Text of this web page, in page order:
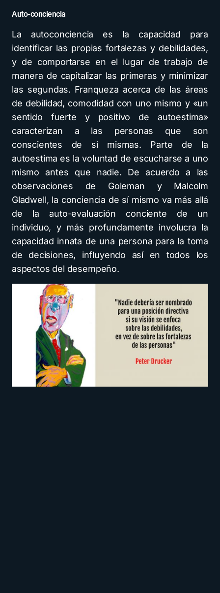
Auto-conciencia
La autoconciencia es la capacidad para
identificar las propias fortalezas y debilidades,
y de comportarse en el lugar de trabajo de
manera de capitalizar las primeras y minimizar
las segundas. Franqueza acerca de las áreas
de debilidad, comodidad con uno mismo y «un
sentido fuerte y positivo de autoestima»
caracterizan a las personas que son
conscientes de sí mismas. Parte de la
autoestima es la voluntad de escucharse a uno
mismo antes que nadie. De acuerdo a las
observaciones de Goleman y Malcolm
Gladwell, la conciencia de sí mismo va más allá
de la auto-evaluación conciente de un
individuo, y más profundamente involucra la
capacidad innata de una persona para la toma
de decisiones, influyendo así en todos los
aspectos del desempeño.